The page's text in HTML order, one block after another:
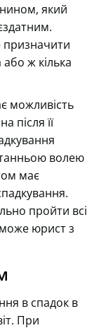
який
ж кілька
можливість
після її
волею
має
пройти всі
юрист з
в спадок в
При